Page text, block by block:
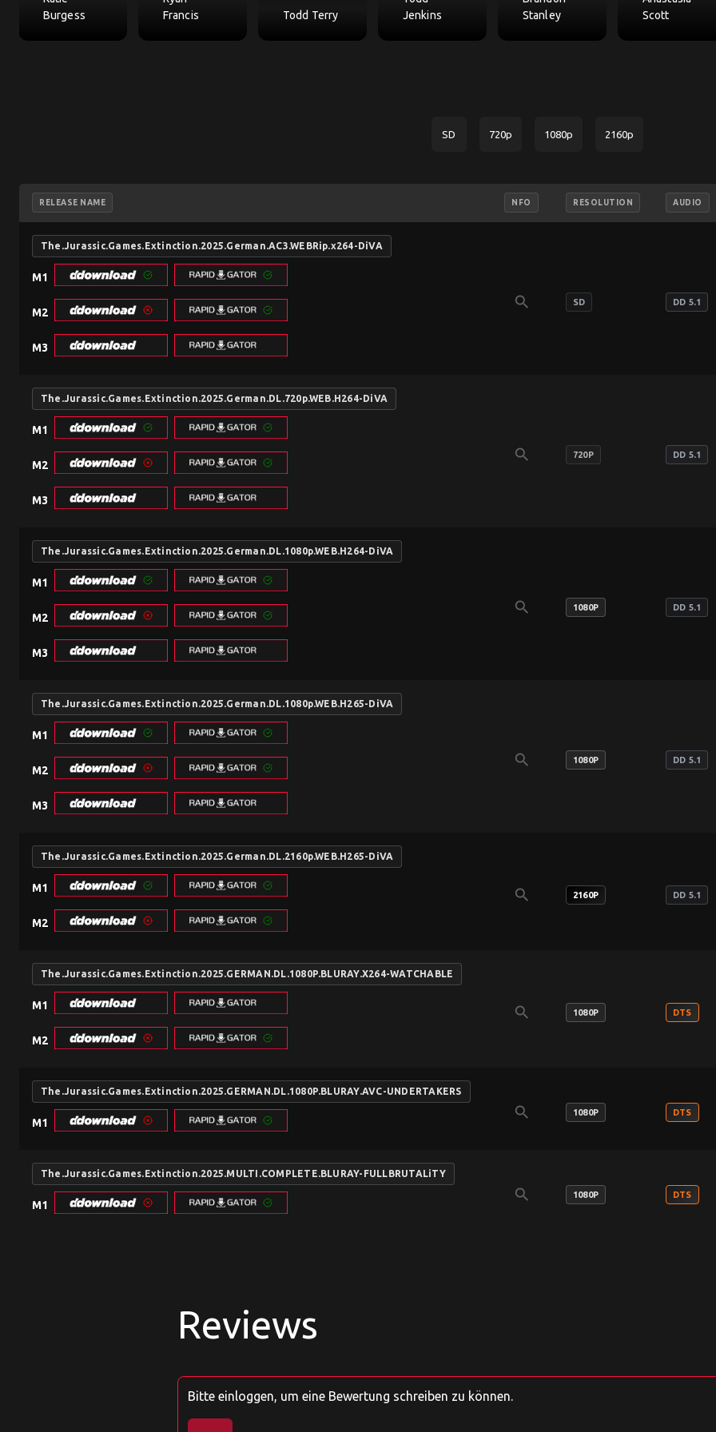
Burgess
Francis
Todd Terry
Jenkins
Stanley
Scott
SD 720p 1080p 2160p
RELEASE NAME NFO RESOLUTION AUDIO
The.Jurassic.Games.Extinction.2025.German.AC3.WEBRip.x264-DiVA
M1
M2
M3
search SD DD 5.1
The.Jurassic.Games.Extinction.2025.German.DL.720p.WEB.H264-DiVA
M1
M2
M3
search 720P DD 5.1
The.Jurassic.Games.Extinction.2025.German.DL.1080p.WEB.H264-DiVA
M1
M2
M3
search 1080P DD 5.1
The.Jurassic.Games.Extinction.2025.German.DL.1080p.WEB.H265-DiVA
M1
M2
M3
search 1080P DD 5.1
The.Jurassic.Games.Extinction.2025.German.DL.2160p.WEB.H265-DiVA
M1
M2
search 2160P DD 5.1
The.Jurassic.Games.Extinction.2025.GERMAN.DL.1080P.BLURAY.X264-WATCHABLE
M1
M2
search 1080P DTS
The.Jurassic.Games.Extinction.2025.GERMAN.DL.1080P.BLURAY.AVC-UNDERTAKERS
M1
search 1080P DTS
The.Jurassic.Games.Extinction.2025.MULTI.COMPLETE.BLURAY-FULLBRUTALiTY
M1
search 1080P DTS
Reviews
Bitte einloggen, um eine Bewertung schreiben zu können.